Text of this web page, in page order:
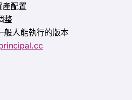
產配置
整
般人能執行的版本